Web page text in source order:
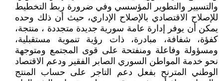
والتسيير والتطوير المؤسسي وفي ضرورة ربط التخطيط
للإصلاح الاقتصادي بالإصلاح الإداري، حيث أن ذلك وحده
يمكن أن يوفر إدارة عامة سورية جديدة متجددة ، منتجة،
كفؤة، شفافة، مبادرة، ذات رؤية تنموية مستقبلية،
ومسؤولة وفاعلة ومنفتحة على قوى المجتمع ومتوجهة
نحو خدمة المواطن السوري الصابر الفقير ودعم الاقتصاد
الوطني المترنح بفعل دعم التاجر على حساب المنتج